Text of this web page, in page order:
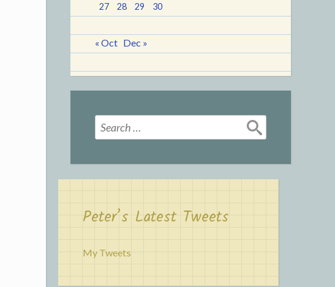
27 28 29 30
« Oct Dec »
Search
for:
Peter’s Latest Tweets
My Tweets